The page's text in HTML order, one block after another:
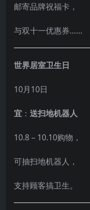
邮寄品牌祝福卡，
与双十一优惠券……
世界居室卫生日
10月10日
宜 ： 送扫地机器人
10.8 – 10.10购物，
可抽扫地机器人，
支持顾客搞卫生。